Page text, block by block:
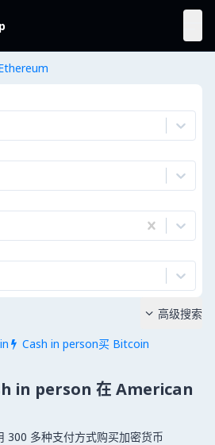
 Cash in person买 Bitcoin
 高级搜索
in person 在 American
300 多种支付方式购买加密货币